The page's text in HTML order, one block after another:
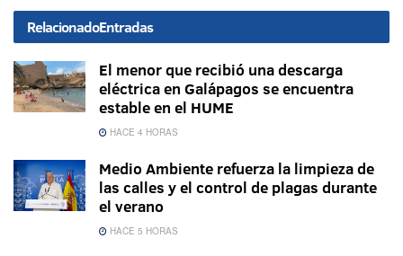
RelacionadoEntradas
El menor que recibió una descarga
eléctrica en Galápagos se encuentra
estable en el HUME
HACE 4 HORAS
Medio Ambiente refuerza la limpieza de
las calles y el control de plagas durante
el verano
HACE 5 HORAS